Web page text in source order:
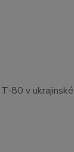
80 v